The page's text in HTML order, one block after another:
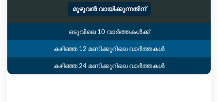
മുഴുവൻ വായിക്കുന്നതിന്
ഒടുവിലെ 10 വാർത്തകൾക്ക്
കഴിഞ്ഞ 12 മണിക്കൂറിലെ വാർത്തകൾ
കഴിഞ്ഞ 24 മണിക്കൂറിലെ വാർത്തകൾ